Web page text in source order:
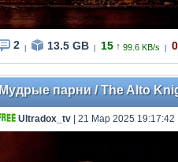
2 13.5 GB 15 ↑ 99.6 KB/s 0
Мудрые парни / The Alto
Ultradox_tv | 21 Мар 2025 19:17:42